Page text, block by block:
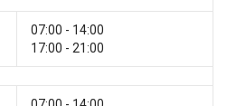
07:00 - 14:00
17:00 - 21:00